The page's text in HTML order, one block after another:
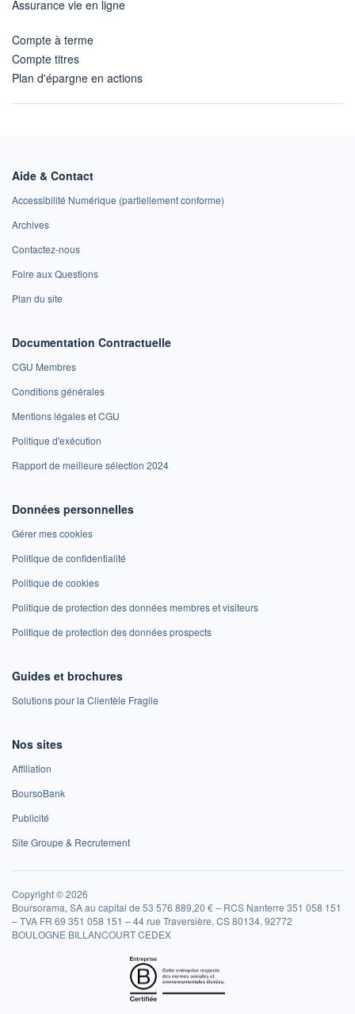
Assurance vie en ligne
Compte à terme
Compte titres
Plan d'épargne en actions
Aide & Contact
Accessibilité Numérique (partiellement conforme)
Archives
Contactez-nous
Foire aux Questions
Plan du site
Documentation Contractuelle
CGU Membres
Conditions générales
Mentions légales et CGU
Politique d'exécution
Rapport de meilleure sélection 2024
Données personnelles
Gérer mes cookies
Politique de confidentialité
Politique de cookies
Politique de protection des données membres et visiteurs
Politique de protection des données prospects
Guides et brochures
Solutions pour la Clientèle Fragile
Nos sites
Affiliation
BoursoBank
Publicité
Site Groupe & Recrutement
Copyright © 2026
Boursorama, SA au capital de 53 576 889,20 € – RCS Nanterre 351 058 151
– TVA FR 69 351 058 151 – 44 rue Traversière, CS 80134, 92772
BOULOGNE BILLANCOURT CEDEX